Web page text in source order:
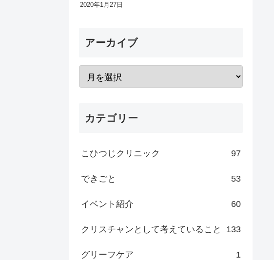
2020年1月27日
アーカイブ
カテゴリー
こひつじクリニック 97
できごと 53
イベント紹介 60
クリスチャンとして考えていること 133
グリーフケア 1